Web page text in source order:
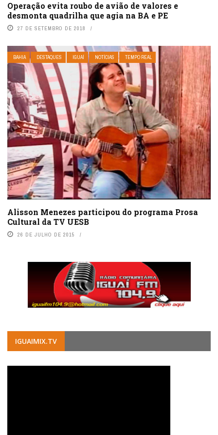
Operação evita roubo de avião de valores e
desmonta quadrilha que agia na BA e PE
27 DE SETEMBRO DE 2018
BAHIA DESTAQUES IGUAÍ NOTÍCIAS TEMPO REAL
Alisson Menezes participou do programa Prosa
Cultural da TV UESB
26 DE JULHO DE 2015
IGUAIMIX.TV